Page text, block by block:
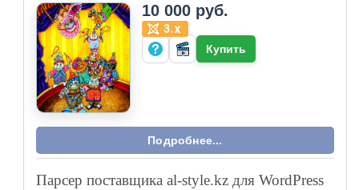
10 000 руб.
Купить
Подробнее...
Парсер поставщика al-style.kz для WordPress